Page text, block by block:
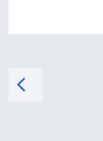
arrow_back_ios